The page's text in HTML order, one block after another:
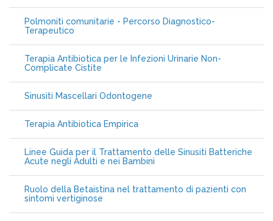
Polmoniti comunitarie - Percorso Diagnostico-
Terapeutico
Terapia Antibiotica per le Infezioni Urinarie Non-
Complicate Cistite
Sinusiti Mascellari Odontogene
Terapia Antibiotica Empirica
Linee Guida per il Trattamento delle Sinusiti Batteriche
Acute negli Adulti e nei Bambini
Ruolo della Betaistina nel trattamento di pazienti con
sintomi vertiginose